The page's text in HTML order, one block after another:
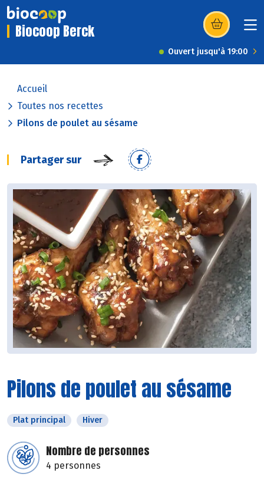
Biocoop Berck (s’ouvre dans
Ouvert jusqu'à 19:00
Accueil
Toutes nos recettes
Pilons de poulet au sésame
Partager sur
Pilons de poulet au sésame
Plat principal Hiver
Nombre de personnes
4 personnes